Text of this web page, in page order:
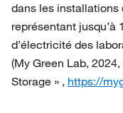
dans les
représentant
d’électricité des
(My Green Lab,
Storage » , https://